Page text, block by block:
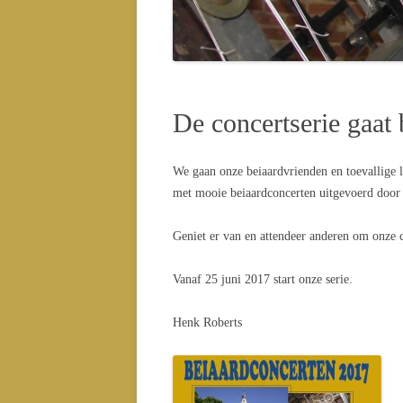
De concertserie
We gaan onze beiaardvrienden en
met mooie beiaardconcerten uitgevoerd
Geniet er van en attendeer anderen om onze
Vanaf 25 juni 2017 start onze serie.
Henk Roberts